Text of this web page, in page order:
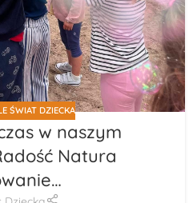
ŚWIAT DZIECKA
w naszym
Natura